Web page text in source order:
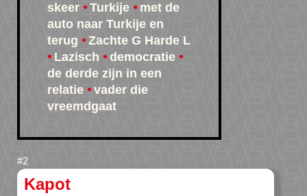
skeer
Turkije
met de
auto naar Turkije en
terug
Zachte G Harde L
Lazisch
democratie
de derde zijn in een
relatie
vader die
vreemdgaat
Kapot